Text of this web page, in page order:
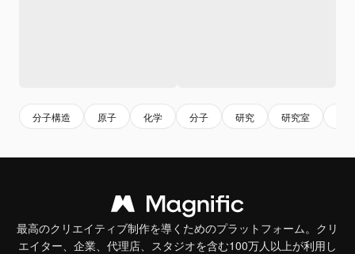
分子構造 原子 化学 分子 研究 研究室
最高のクリエイティブ制作を導くためのプラットフォーム。クリ
エイター、企業、代理店、スタジオを含む100万人以上が利用し